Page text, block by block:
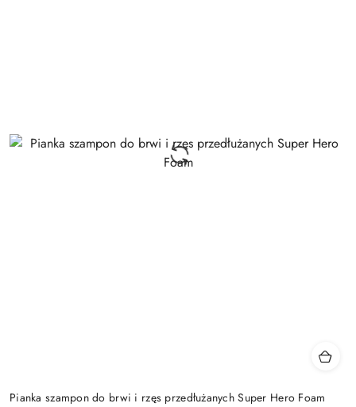
Pianka szampon do brwi i rzęs przedłużanych Super Hero Foam